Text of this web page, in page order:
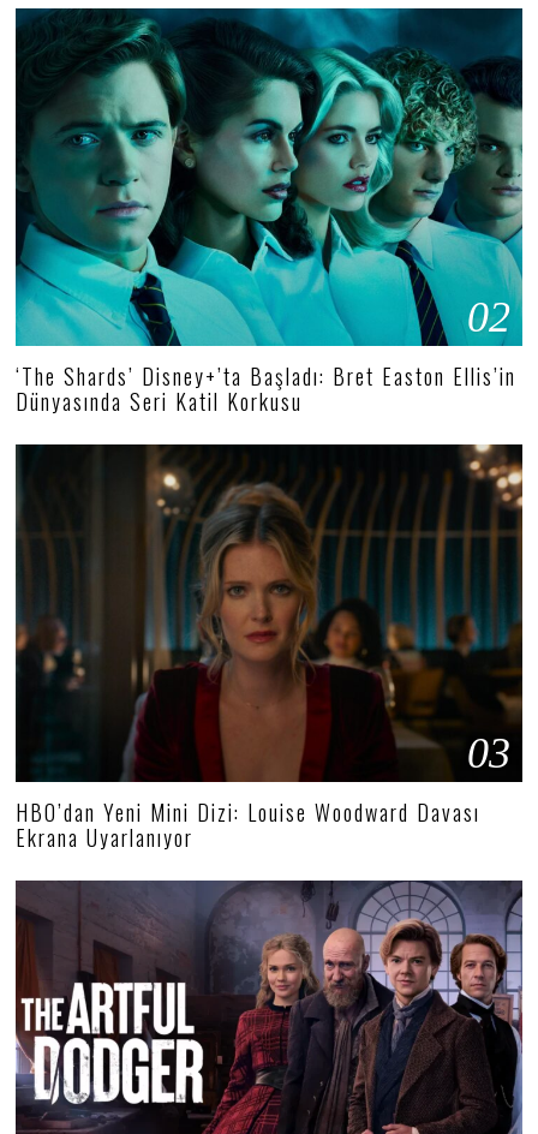
02
‘The Shards’ Disney+’ta Başladı: Bret Easton Ellis’in
Dünyasında Seri Katil Korkusu
03
HBO’dan Yeni Mini Dizi: Louise Woodward Davası
Ekrana Uyarlanıyor